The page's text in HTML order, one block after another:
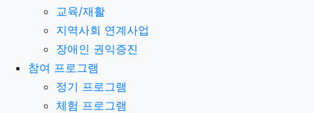
교육/재활
지역사회 연계사업
장애인 권익증진
참여 프로그램
정기 프로그램
체험 프로그램